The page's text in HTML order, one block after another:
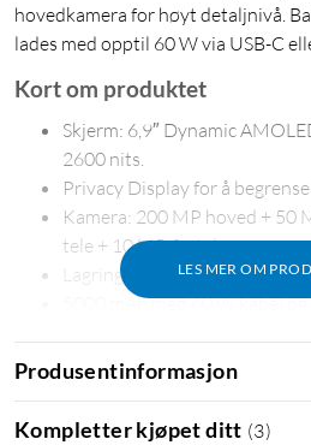
hovedkamera for høyt detaljnivå.
lades med opptil 60 W via USB-C
LES MER OM
Kort om produktet
Skjerm: 6,9″ Dynamic
2600 nits.
Privacy Display for å
Kamera: 200 MP hoved + 50
tele + 10 MP 3× tele.
Lagring: 1 TB for bilder,
5000 mAh med 60 W kabel
5G, wifi 7, Bluetooth 6.0, USB
7,9 mm / 214 g samt innebygd
Aluminum 3.
Produsentinformasjon
Kompletter kjøpet ditt (3)